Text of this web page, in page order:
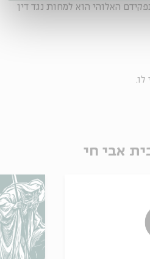
האלוהי הוא למחות נגד דין
אבי חי